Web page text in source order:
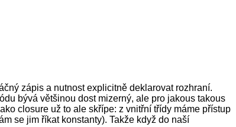
{
zápis a nutnost explicitně deklarovat rozhraní.
bývá většinou dost mizerný, ale pro jakous takous
closure už to ale skřípe: z vnitřní třídy máme přístup
se jim říkat konstanty). Takže když do naší